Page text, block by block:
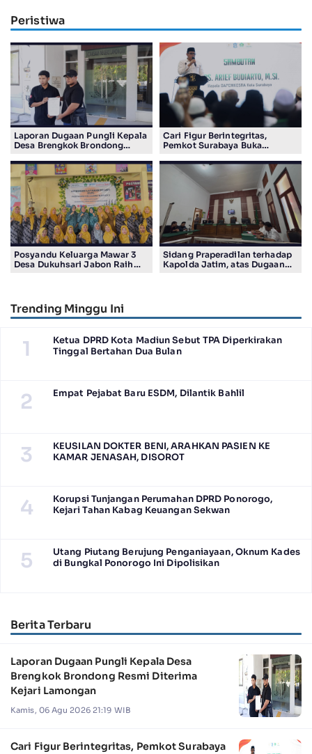
Peristiwa
Laporan Dugaan Pungli Kepala
Desa Brengkok Brondong
Lamongan
Cari Figur Berintegritas,
Pemkot Surabaya Buka
BAZNAS Periode 2026–2031
Posyandu Keluarga Mawar 3
Desa Dukuhsari Jabon Raih
Sidang Praperadilan terhadap
Kapolda Jatim, atas Dugaan
Trending Minggu Ini
1
Ketua DPRD Kota Madiun Sebut TPA Diperkirakan
Tinggal Bertahan Dua Bulan
2 Empat Pejabat Baru ESDM, Dilantik Bahlil
3
KEUSILAN DOKTER BENI, ARAHKAN PASIEN KE
KAMAR JENASAH, DISOROT
4
Korupsi Tunjangan Perumahan DPRD Ponorogo,
Kejari Tahan Kabag Keuangan Sekwan
5
Utang Piutang Berujung Penganiayaan, Oknum Kades
di Bungkal Ponorogo Ini Dipolisikan
Berita Terbaru
Laporan Dugaan Pungli Kepala Desa
Brengkok Brondong Resmi Diterima
Kejari Lamongan
Kamis, 06 Agu 2026 21:19 WIB
Cari Figur Berintegritas, Pemkot Surabaya